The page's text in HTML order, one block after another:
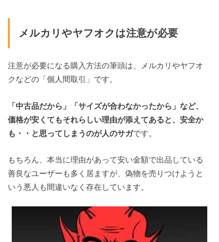
メルカリやヤフオクは注意が必要
注意が必要になる購入方法の筆頭は、メルカリやヤフオ
クなどの「個人間取引」です。
「中古品だから」「サイズが合わなかったから」など、
価格が安くてもそれらしい理由が添えてあると、安全か
も・・と思ってしまうのが人のサガです。
もちろん、本当に理由があって安い金額で出品している
善良なユーザーも多く居ますが、偽物を売りつけようと
いう悪人も間違いなく存在しています。